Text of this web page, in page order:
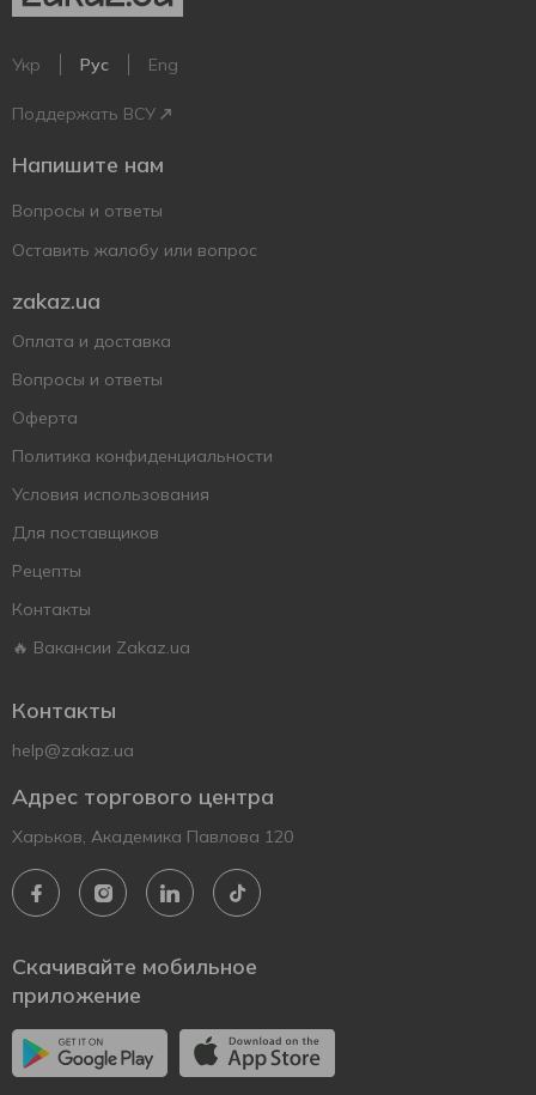
Укр Рус Eng
Поддержать ВСУ
Напишите нам
Вопросы и ответы
Оставить жалобу или вопрос
zakaz.ua
Оплата и доставка
Вопросы и ответы
Оферта
Политика конфиденциальности
Условия использования
Для поставщиков
Рецепты
Контакты
🔥 Вакансии Zakaz.ua
Контакты
help@zakaz.ua
Адрес торгового центра
Харьков, Академика Павлова 120
Скачивайте мобильное
приложение